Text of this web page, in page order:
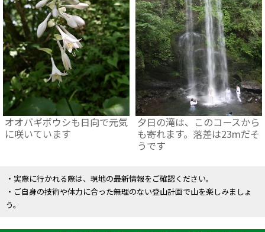
オオバギボウシも日向で元気
に咲いています
夕日の滝は、このコースから
も寄れます。落差は23mだそ
うです
・実際に行かれる際は、現地の最新情報をご確認ください。
・ご自身の技術や体力に合った無理のない登山計画で山を楽しみましょ
う。